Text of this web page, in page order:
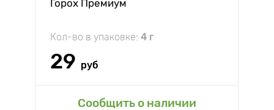
Горох Премиум
Кол-во в упаковке: 4 г
29 руб
Сообщить о наличии